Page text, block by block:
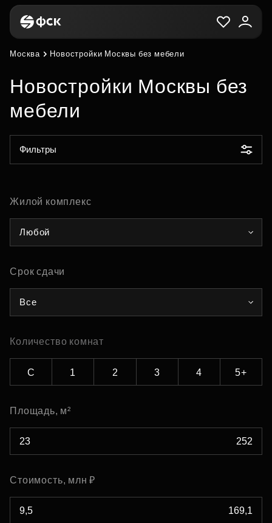
Москва Новостройки Москвы без мебели
Новостройки Москвы без
мебели
Фильтры
Жилой комплекс
Любой
Срок сдачи
Все
Количество комнат
С 1 2 3 4 5+
Площадь, м²
Стоимость, млн ₽